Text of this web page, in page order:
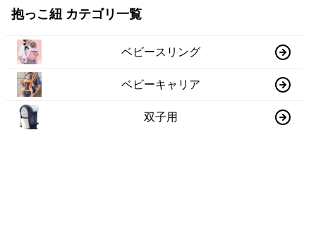
抱っこ紐 カテゴリ一覧
ベビースリング
ベビーキャリア
双子用